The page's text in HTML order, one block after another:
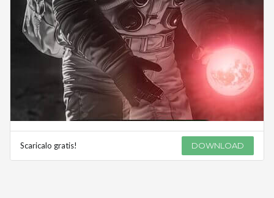
Scaricalo gratis! DOWNLOAD